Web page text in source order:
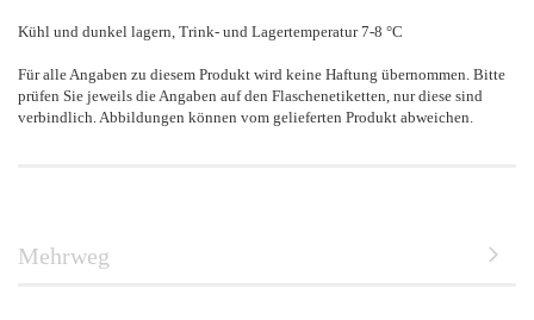
Kühl und dunkel lagern, Trink- und Lagertemperatur 7-8 °C
Für alle Angaben zu diesem Produkt wird keine Haftung übernommen. Bitte
prüfen Sie jeweils die Angaben auf den Flaschenetiketten, nur diese sind
verbindlich. Abbildungen können vom gelieferten Produkt abweichen.
Mehrweg